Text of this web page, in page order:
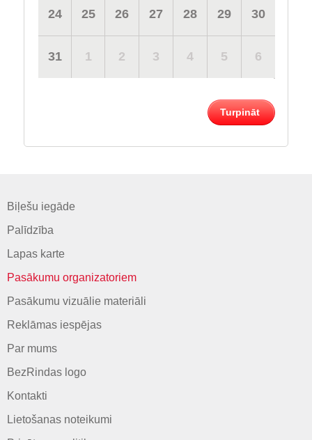
24 25 26 27 28 29 30
31 1 2 3 4 5 6
Turpināt
Biļešu iegāde
Palīdzība
Lapas karte
Pasākumu organizatoriem
Pasākumu vizuālie materiāli
Reklāmas iespējas
Par mums
BezRindas logo
Kontakti
Lietošanas noteikumi